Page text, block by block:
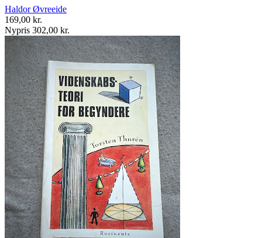
Haldor Øvreeide
169,00 kr.
Nypris 302,00 kr.